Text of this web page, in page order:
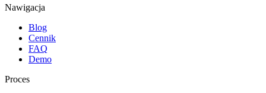
Nawigacja
Blog
Cennik
FAQ
Demo
Proces